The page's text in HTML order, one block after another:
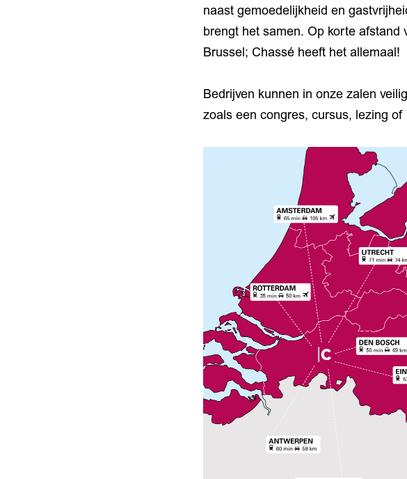
naast gemoedelijkheid en
brengt het samen. Op korte
Brussel; Chassé heeft het allemaal!
Bedrijven kunnen in onze zalen
zoals een congres, cursus, lezing